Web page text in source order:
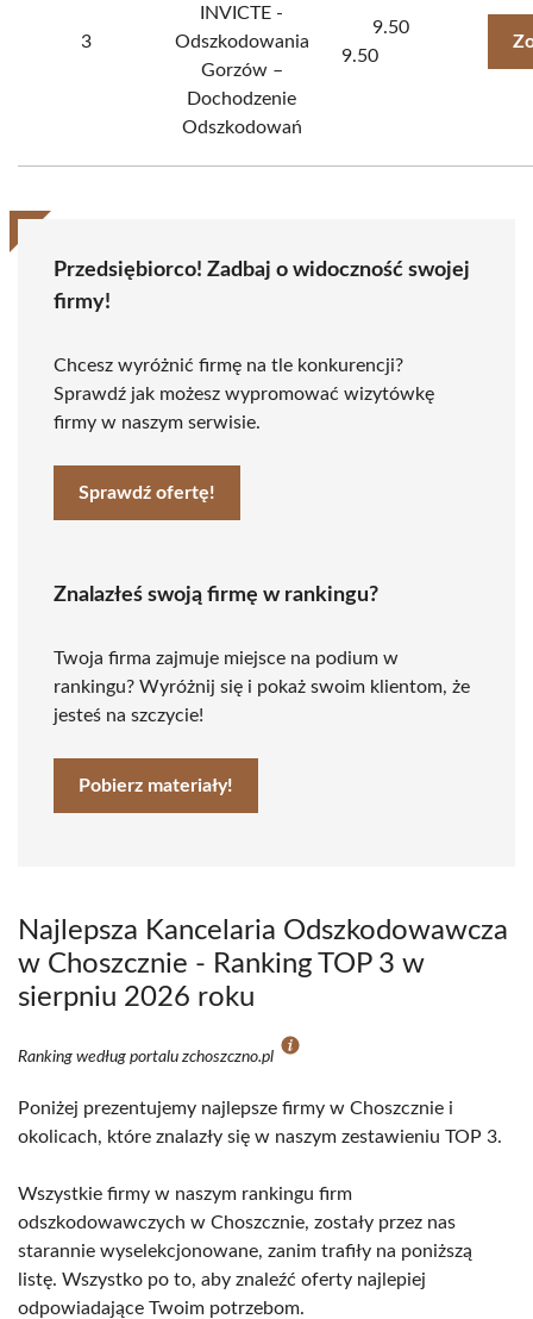
3
INVICTE -
Odszkodowania
Gorzów –
Dochodzenie
Odszkodowań
9.50
9.50
Przedsiębiorco! Zadbaj o widoczność swojej
firmy!
Chcesz wyróżnić firmę na tle konkurencji?
Sprawdź jak możesz wypromować wizytówkę
firmy w naszym serwisie.
Sprawdź ofertę!
Znalazłeś swoją firmę w rankingu?
Twoja firma zajmuje miejsce na podium w
rankingu? Wyróżnij się i pokaż swoim klientom, że
jesteś na szczycie!
Pobierz materiały!
Najlepsza Kancelaria Odszkodowawcza
w Choszcznie - Ranking TOP 3 w
sierpniu 2026 roku
Ranking według portalu zchoszczno.pl
Poniżej prezentujemy najlepsze firmy w Choszcznie i
okolicach, które znalazły się w naszym zestawieniu TOP 3.
Wszystkie firmy w naszym rankingu firm
odszkodowawczych w Choszcznie, zostały przez nas
starannie wyselekcjonowane, zanim trafiły na poniższą
listę. Wszystko po to, aby znaleźć oferty najlepiej
odpowiadające Twoim potrzebom.